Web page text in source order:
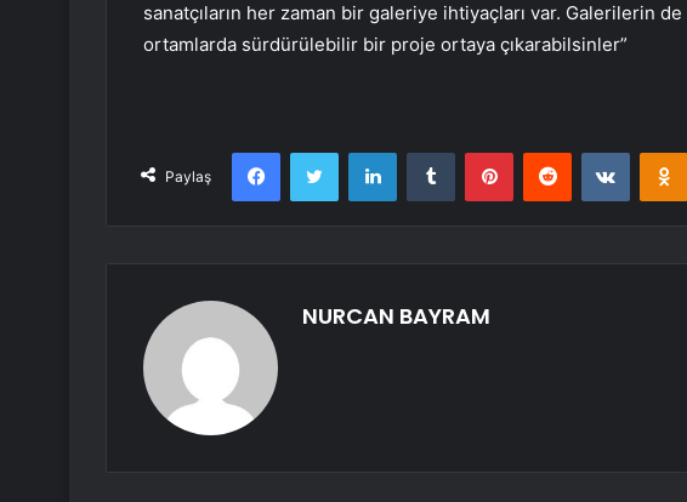
sanatçıların her zaman bir galeriye ihtiyaçları var. Galerilerin
ortamlarda sürdürülebilir bir proje ortaya çıkarabilsinler”
Paylaş
FacebookTwitter LinkedInTumblr PinterestReddit
NURCAN BAYRAM